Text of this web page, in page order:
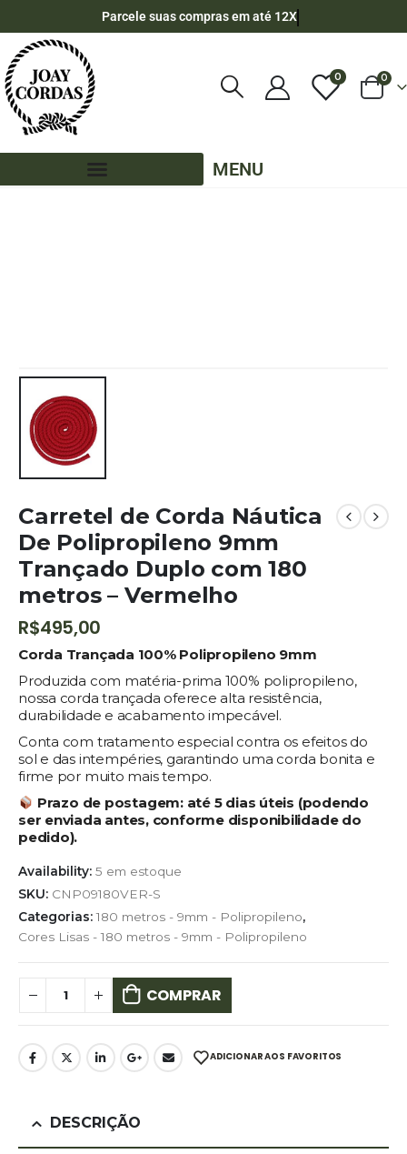
Parcele suas compras em até 12X
0 0
MENU
Carretel de Corda Náutica
De Polipropileno 9mm
Trançado Duplo com 180
metros – Vermelho
R$495,00
Corda Trançada 100% Polipropileno 9mm
Produzida com matéria-prima 100% polipropileno,
nossa corda trançada oferece alta resistência,
durabilidade e acabamento impecável.
Conta com tratamento especial contra os efeitos do
sol e das intempéries, garantindo uma corda bonita e
firme por muito mais tempo.
Prazo de postagem: até 5 dias úteis (podendo
ser enviada antes, conforme disponibilidade do
pedido).
Availability: 5 em estoque
SKU: CNP09180VER-S
Categorias:180 metros - 9mm - Polipropileno,
Cores Lisas - 180 metros - 9mm - Polipropileno
COMPRAR
ADICIONAR AOS FAVORITOS
DESCRIÇÃO